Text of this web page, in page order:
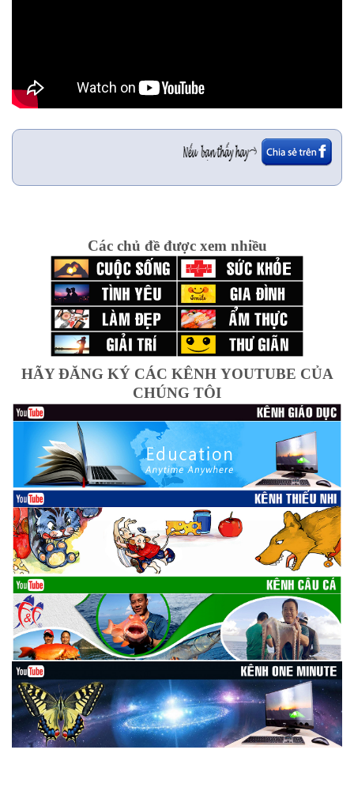
Các chủ đề được xem nhiều
HÃY ĐĂNG KÝ CÁC KÊNH YOUTUBE CỦA
CHÚNG TÔI